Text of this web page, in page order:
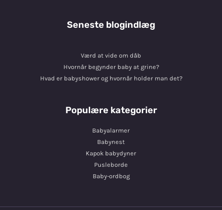
Seneste blogindlæg
Værd at vide om dåb
Hvornår begynder baby at grine?
Hvad er babyshower og hvornår holder man det?
Populære kategorier
Babyalarmer
Babynest
Kapok babydyner
Pusleborde
Baby-ordbog